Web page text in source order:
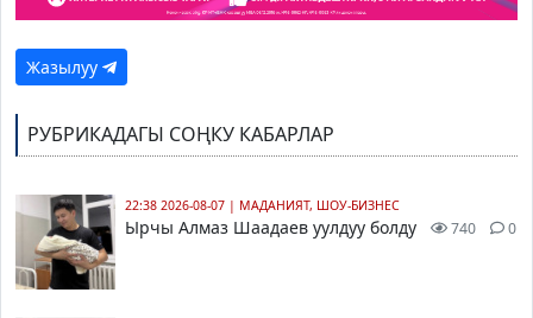
Жазылуу
РУБРИКАДАГЫ СОҢКУ КАБАРЛАР
22:38 2026-08-07 | МАДАНИЯТ, ШОУ-БИЗНЕС
Ырчы Алмаз Шаадаев уулдуу болду 740 0